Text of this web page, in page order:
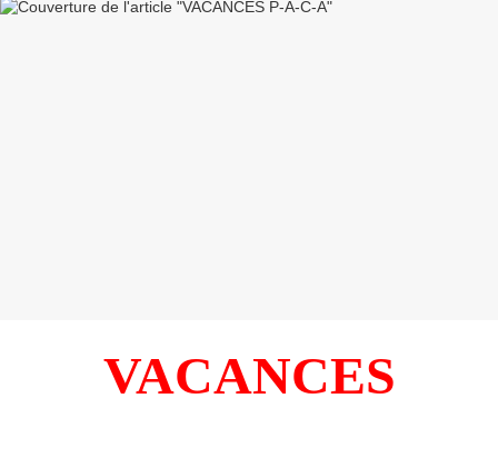
VACANCES